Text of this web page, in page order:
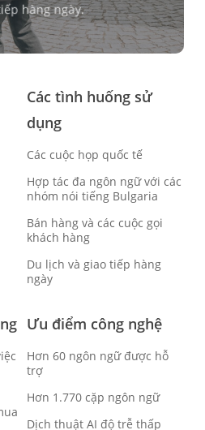
hàng ngày.
Các tình huống sử
dụng
Các cuộc họp quốc tế
Hợp tác đa ngôn ngữ với các
nhóm nói tiếng Bulgaria
Bán hàng và các cuộc gọi
khách hàng
Du lịch và giao tiếp hàng
ngày
Ưu điểm công nghệ
Hơn 60 ngôn ngữ được hỗ
trợ
Hơn 1.770 cặp ngôn ngữ
Dịch thuật AI độ trễ thấp